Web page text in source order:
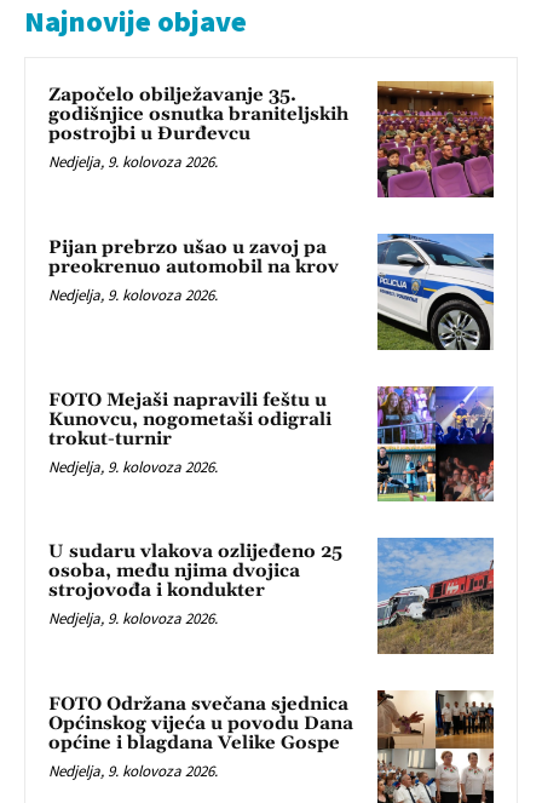
Najnovije objave
Započelo obilježavanje 35.
godišnjice osnutka braniteljskih
postrojbi u Đurđevcu
Nedjelja, 9. kolovoza 2026.
Pijan prebrzo ušao u zavoj pa
preokrenuo automobil na krov
Nedjelja, 9. kolovoza 2026.
FOTO Mejaši napravili feštu u
Kunovcu, nogometaši odigrali
trokut-turnir
Nedjelja, 9. kolovoza 2026.
U sudaru vlakova ozlijeđeno 25
osoba, među njima dvojica
strojovođa i kondukter
Nedjelja, 9. kolovoza 2026.
FOTO Održana svečana sjednica
Općinskog vijeća u povodu Dana
općine i blagdana Velike Gospe
Nedjelja, 9. kolovoza 2026.